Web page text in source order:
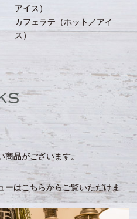
アイス）
カフェラテ（ホット／アイ
ス）
品がございます。
ーはこちらからご覧いただけま